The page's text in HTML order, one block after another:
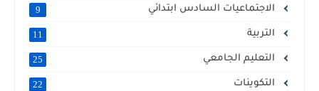
الاجتماعيات السادس ابتدائي 9
التربية 11
التعليم الجامعي 25
التكوينات 22